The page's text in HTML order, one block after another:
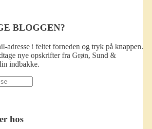
BLOGGEN?
adresse i feltet forneden og tryk på knappen.
nye opskrifter fra Grøn, Sund &
indbakke.
hos